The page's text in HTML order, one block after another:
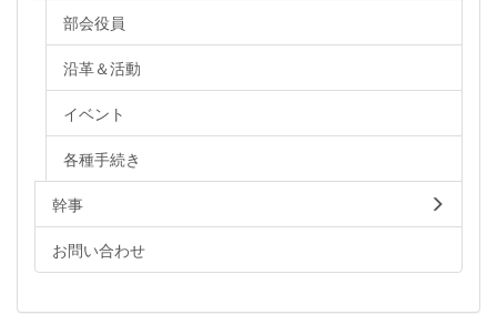
部会役員
沿革＆活動
イベント
各種手続き
幹事
お問い合わせ